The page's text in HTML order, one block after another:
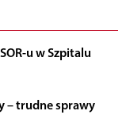
u w Szpitalu
– trudne sprawy